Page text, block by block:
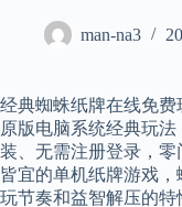
man-na3
经典蜘蛛纸牌在线免
原版电脑系统经典玩
装、无需注册登录，
皆宜的单机纸牌游戏
玩节奏和益智解压的